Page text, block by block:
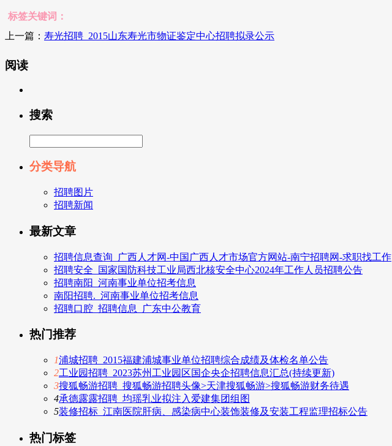
标签关键词：
上一篇： 寿光招聘_2015山东寿光市物证鉴定中心招聘拟录公示
阅读
搜索
分类导航
招聘图片
招聘新闻
最新文章
招聘信息查询_广西人才网-中国广西人才市场官方网站-南宁招聘网-求职找工作
招聘安全_国家国防科技工业局西北核安全中心2024年工作人员招聘公告
招聘南阳_河南事业单位招考信息
南阳招聘._河南事业单位招考信息
招聘口腔_招聘信息_广东中公教育
热门推荐
1浦城招聘_2015福建浦城事业单位招聘综合成绩及体检名单公告
2工业园招聘_2023苏州工业园区国企央企招聘信息汇总(持续更新)
3搜狐畅游招聘_搜狐畅游招聘头像>天津搜狐畅游>搜狐畅游财务待遇
4承德露露招聘_均瑶乳业拟注入爱建集团组图
5装修招标_江南医院肝病、感染病中心装饰装修及安装工程监理招标公告
热门标签